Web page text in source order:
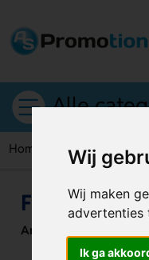
Wij
Wij maken
advertenties
Ik ga
Alle
Home Flesopeners
Flesopener
Artikelnummer: